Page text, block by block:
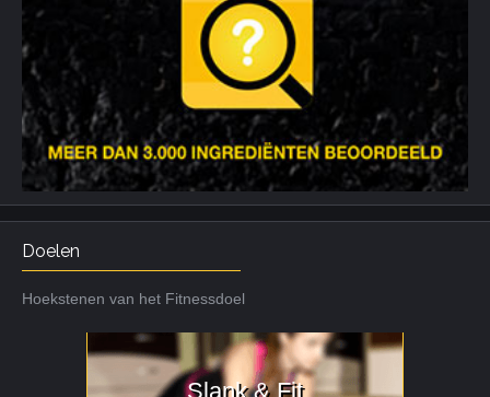
Doelen
Hoekstenen van het Fitnessdoel
Slank & Fit